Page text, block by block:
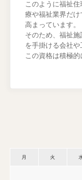
このように福祉
療や福祉業界だ
高まっています。
そのため、福祉
を手掛ける会社や
この資格は積極的
月 火